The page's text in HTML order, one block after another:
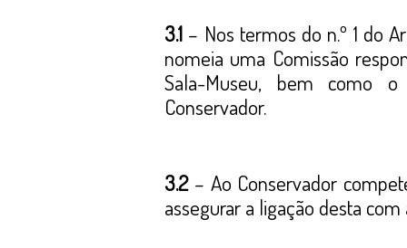
3.1 – Nos termos do n.º 1 do
nomeia uma Comissão
Sala-Museu, bem como o
Conservador.
3.2– Ao Conservador
assegurar a ligação desta com